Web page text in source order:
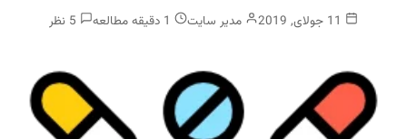
مدیر سایت